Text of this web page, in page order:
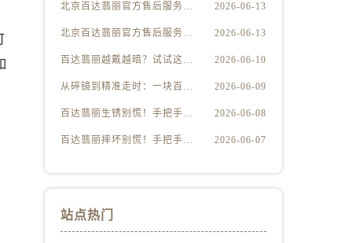
北京百达翡丽官方售后服务中心｜最新电话及地址权威信息公示（2026年6月最新） 2026-06-13
北京百达翡丽官方售后服务中心｜服务热线及办公地址权威信息公示（2026年6月最新） 2026-06-13
百达翡丽越戴越暗？试试这些家庭清洁妙招 2026-06-10
从碎镜到精准走时：一块百达翡丽的重生之路 2026-06-09
百达翡丽生锈别慌！手把手教你轻松应对 2026-06-08
百达翡丽摔坏别慌！手把手教你判断损伤程度 2026-06-07
站点热门